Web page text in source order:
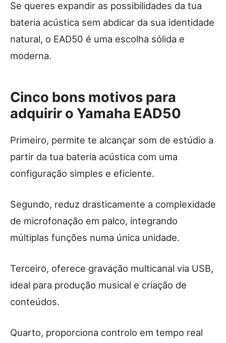
Se queres expandir as possibilidades da tua
bateria acústica sem abdicar da sua identidade
natural, o EAD50 é uma escolha sólida e
moderna.
Cinco bons motivos para
adquirir o Yamaha EAD50
Primeiro, permite te alcançar som de estúdio a
partir da tua bateria acústica com uma
configuração simples e eficiente.
Segundo, reduz drasticamente a complexidade
de microfonação em palco, integrando
múltiplas funções numa única unidade.
Terceiro, oferece gravação multicanal via USB,
ideal para produção musical e criação de
conteúdos.
Quarto, proporciona controlo em tempo real